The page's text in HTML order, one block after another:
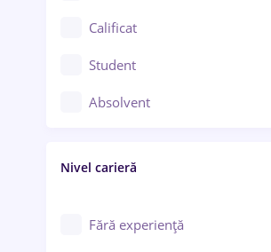
Confecții / Design vestimentar
Construcții / Instalații
Controlul calității
Educație / Training / Arte
Calificat
Student
Absolvent
Nivel carieră
Fără experiență